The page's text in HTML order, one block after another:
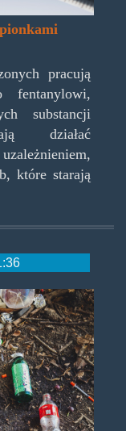
pracują
fentanylowi,
substancji
działać
które starają